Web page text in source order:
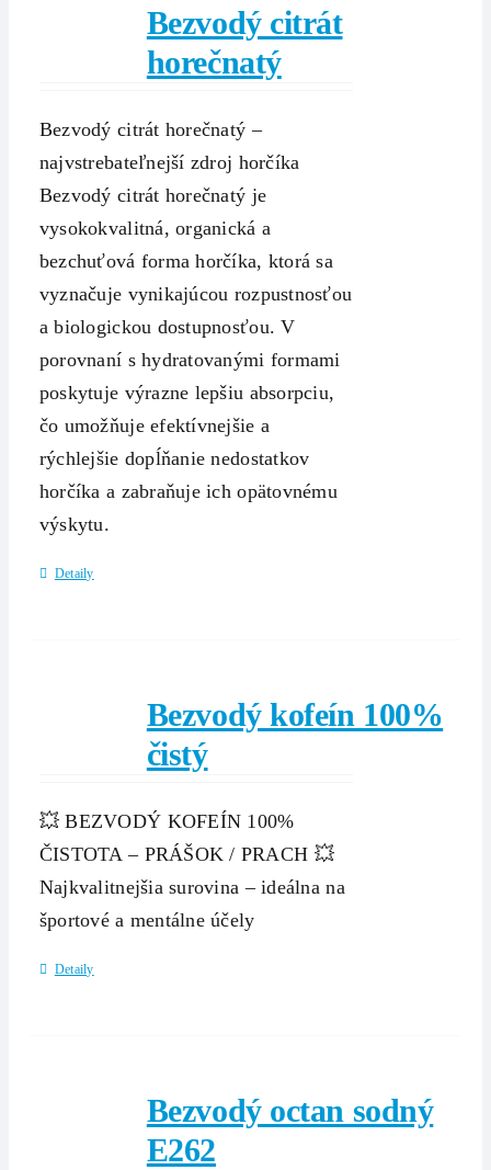
Bezvodý citrát
horečnatý
Bezvodý citrát horečnatý –
najvstrebateľnejší zdroj horčíka
Bezvodý citrát horečnatý je
vysokokvalitná, organická a
bezchuťová forma horčíka, ktorá sa
vyznačuje vynikajúcou rozpustnosťou
a biologickou dostupnosťou. V
porovnaní s hydratovanými formami
poskytuje výrazne lepšiu absorpciu,
čo umožňuje efektívnejšie a
rýchlejšie dopĺňanie nedostatkov
horčíka a zabraňuje ich opätovnému
výskytu.
Detaily
Bezvodý kofeín 100%
čistý
💥 BEZVODÝ KOFEÍN 100%
ČISTOTA – PRÁŠOK / PRACH 💥
Najkvalitnejšia surovina – ideálna na
športové a mentálne účely
Detaily
Bezvodý octan sodný
E262